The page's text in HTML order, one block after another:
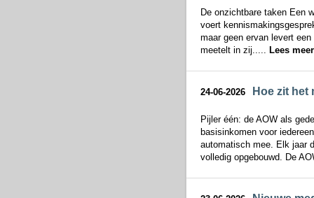
De onzichtbare taken Een
voert
maar geen ervan levert
meetelt in zij..... Lees
24-06-2026 Hoe zit
Pijler één: de AOW als
basisinkomen voor
automatisch mee. Elk jaar
volledig opgebouwd. De